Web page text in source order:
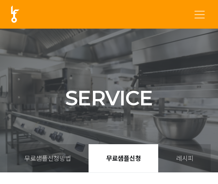
SERVICE
무료샘플신청방법 무료샘플신청 레시피